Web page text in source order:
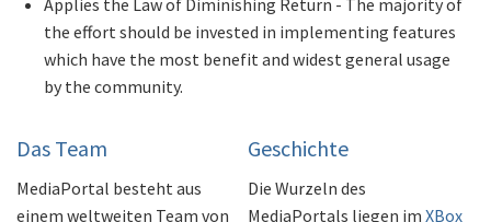
Applies the Law of Diminishing Return - The majority of
the effort should be invested in implementing features
which have the most benefit and widest general usage
by the community.
Das Team
MediaPortal besteht aus
einem weltweiten Team von
Geschichte
Die Wurzeln des
MediaPortals liegen im XBox